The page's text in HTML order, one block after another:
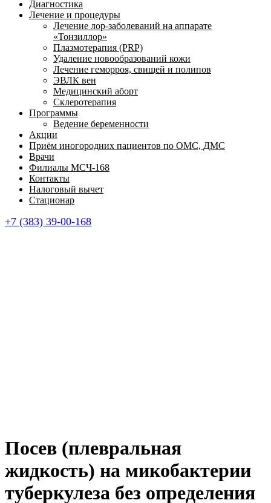
Диагностика
Лечение и процедуры
Лечение лор-заболеваний на аппарате
«Тонзиллор»
Плазмотерапия (PRP)
Удаление новообразований кожи
Лечение геморроя, свищей и полипов
ЭВЛК вен
Медицинский аборт
Склеротерапия
Программы
Ведение беременности
Акции
Приём иногородних пациентов по ОМС, ДМС
Врачи
Филиалы МСЧ-168
Контакты
Налоговый вычет
Стационар
+7 (383) 39-00-168
Посев (плевральная
жидкость) на микобактерии
туберкулеза без определения